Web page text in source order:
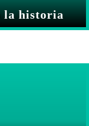
la historia